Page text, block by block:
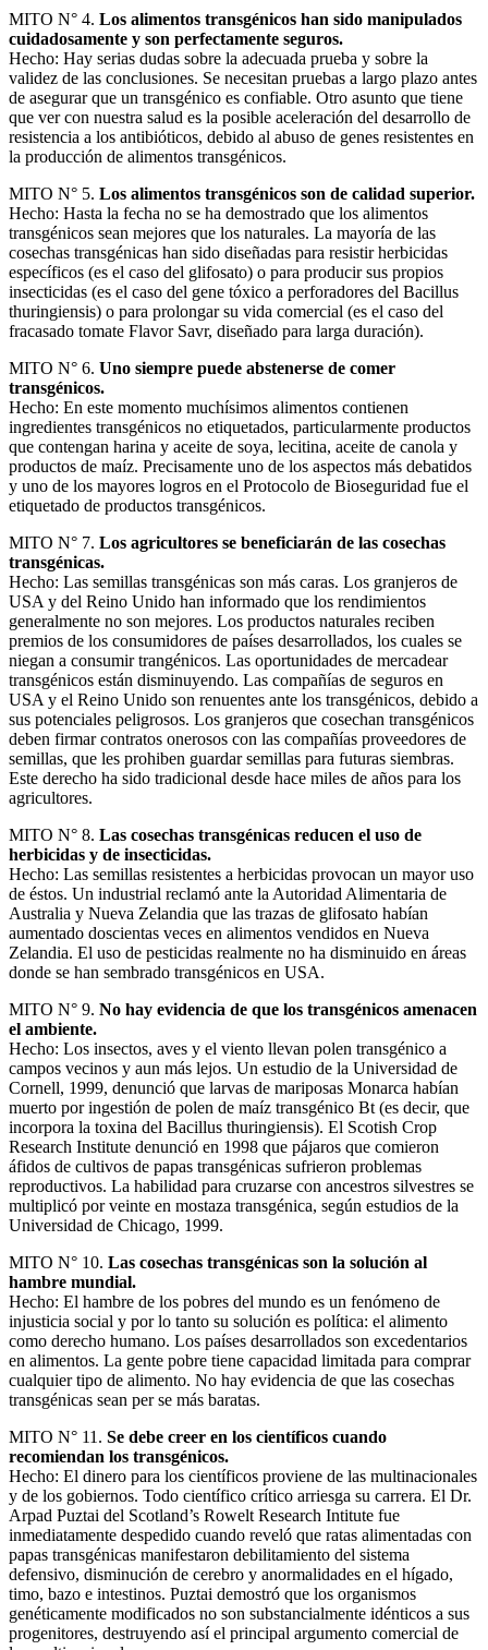
MITO N° 4. Los alimentos transgénicos han sido manipulados
cuidadosamente y son perfectamente seguros.
Hecho: Hay serias dudas sobre la adecuada prueba y sobre la
validez de las conclusiones. Se necesitan pruebas a largo plazo antes
de asegurar que un transgénico es confiable. Otro asunto que tiene
que ver con nuestra salud es la posible aceleración del desarrollo de
resistencia a los antibióticos, debido al abuso de genes resistentes en
la producción de alimentos transgénicos.
MITO N° 5. Los alimentos transgénicos son de calidad superior.
Hecho: Hasta la fecha no se ha demostrado que los alimentos
transgénicos sean mejores que los naturales. La mayoría de las
cosechas transgénicas han sido diseñadas para resistir herbicidas
específicos (es el caso del glifosato) o para producir sus propios
insecticidas (es el caso del gene tóxico a perforadores del Bacillus
thuringiensis) o para prolongar su vida comercial (es el caso del
fracasado tomate Flavor Savr, diseñado para larga duración).
MITO N° 6. Uno siempre puede abstenerse de comer
transgénicos.
Hecho: En este momento muchísimos alimentos contienen
ingredientes transgénicos no etiquetados, particularmente productos
que contengan harina y aceite de soya, lecitina, aceite de canola y
productos de maíz. Precisamente uno de los aspectos más debatidos
y uno de los mayores logros en el Protocolo de Bioseguridad fue el
etiquetado de productos transgénicos.
MITO N° 7. Los agricultores se beneficiarán de las cosechas
transgénicas.
Hecho: Las semillas transgénicas son más caras. Los granjeros de
USA y del Reino Unido han informado que los rendimientos
generalmente no son mejores. Los productos naturales reciben
premios de los consumidores de países desarrollados, los cuales se
niegan a consumir trangénicos. Las oportunidades de mercadear
transgénicos están disminuyendo. Las compañías de seguros en
USA y el Reino Unido son renuentes ante los transgénicos, debido a
sus potenciales peligrosos. Los granjeros que cosechan transgénicos
deben firmar contratos onerosos con las compañías proveedores de
semillas, que les prohiben guardar semillas para futuras siembras.
Este derecho ha sido tradicional desde hace miles de años para los
agricultores.
MITO N° 8. Las cosechas transgénicas reducen el uso de
herbicidas y de insecticidas.
Hecho: Las semillas resistentes a herbicidas provocan un mayor uso
de éstos. Un industrial reclamó ante la Autoridad Alimentaria de
Australia y Nueva Zelandia que las trazas de glifosato habían
aumentado doscientas veces en alimentos vendidos en Nueva
Zelandia. El uso de pesticidas realmente no ha disminuido en áreas
donde se han sembrado transgénicos en USA.
MITO N° 9. No hay evidencia de que los transgénicos amenacen
el ambiente.
Hecho: Los insectos, aves y el viento llevan polen transgénico a
campos vecinos y aun más lejos. Un estudio de la Universidad de
Cornell, 1999, denunció que larvas de mariposas Monarca habían
muerto por ingestión de polen de maíz transgénico Bt (es decir, que
incorpora la toxina del Bacillus thuringiensis). El Scotish Crop
Research Institute denunció en 1998 que pájaros que comieron
áfidos de cultivos de papas transgénicas sufrieron problemas
reproductivos. La habilidad para cruzarse con ancestros silvestres se
multiplicó por veinte en mostaza transgénica, según estudios de la
Universidad de Chicago, 1999.
MITO N° 10. Las cosechas transgénicas son la solución al
hambre mundial.
Hecho: El hambre de los pobres del mundo es un fenómeno de
injusticia social y por lo tanto su solución es política: el alimento
como derecho humano. Los países desarrollados son excedentarios
en alimentos. La gente pobre tiene capacidad limitada para comprar
cualquier tipo de alimento. No hay evidencia de que las cosechas
transgénicas sean per se más baratas.
MITO N° 11. Se debe creer en los científicos cuando
recomiendan los transgénicos.
Hecho: El dinero para los científicos proviene de las multinacionales
y de los gobiernos. Todo científico crítico arriesga su carrera. El Dr.
Arpad Puztai del Scotland’s Rowelt Research Intitute fue
inmediatamente despedido cuando reveló que ratas alimentadas con
papas transgénicas manifestaron debilitamiento del sistema
defensivo, disminución de cerebro y anormalidades en el hígado,
timo, bazo e intestinos. Puztai demostró que los organismos
genéticamente modificados no son substancialmente idénticos a sus
progenitores, destruyendo así el principal argumento comercial de